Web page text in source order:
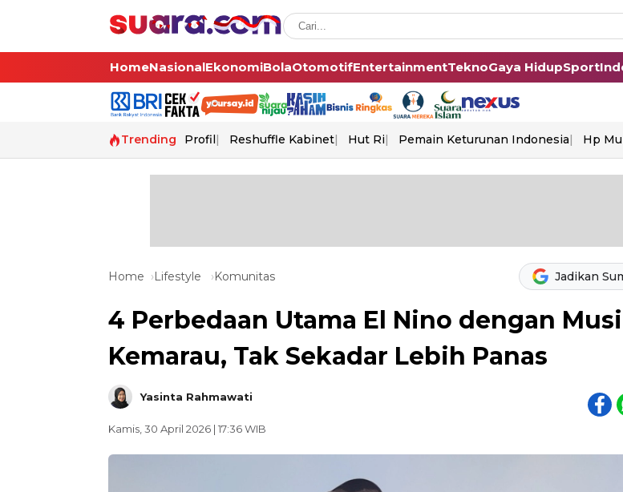
HomeNasionalEkonomiBolaOtomotifEntertainmentTeknoGaya HidupSport
Trending Profil Reshuffle Kabinet Hut Ri Pemain Keturunan Indonesia Hp
Home Lifestyle Komunitas Jadikan
4 Perbedaan Utama El Nino dengan
Kemarau, Tak Sekadar Lebih Panas
Yasinta Rahmawati
Kamis, 30 April 2026 | 17:36 WIB